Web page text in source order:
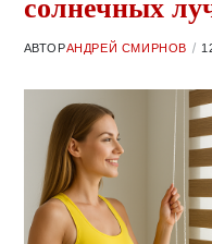
солнечных
АВТОРАНДРЕЙ СМИРНОВ